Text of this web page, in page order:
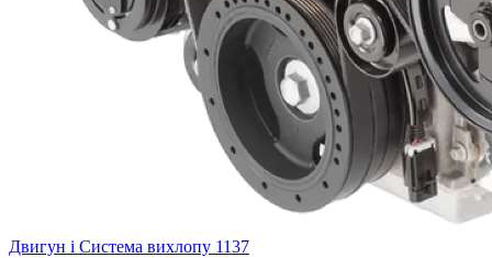
Двигун і Система вихлопу 1137